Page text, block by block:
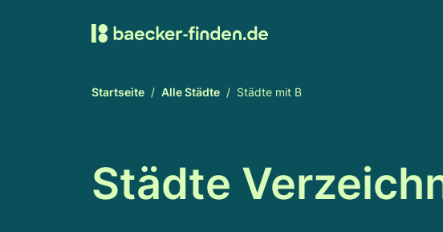
Startseite Alle Städte Städte mit B
Städte